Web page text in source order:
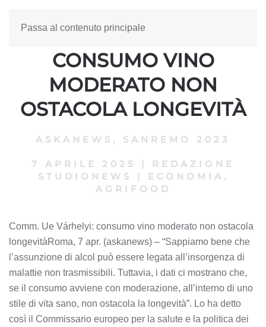
Passa al contenuto principale
COMM. UE VÁRHELYI:
CONSUMO VINO
MODERATO NON
OSTACOLA LONGEVITÀ
ASKANEWS , SANREMO 2023
7 APRILE 2025 |
REDAZIONE
STUDIONEWS
|
ECONOMIA,
AGRIFOOD
Comm. Ue Várhelyi: consumo vino moderato non ostacola
longevitàRoma, 7 apr. (askanews) – “Sappiamo bene che
l’assunzione di alcol può essere legata all’insorgenza di
malattie non trasmissibili. Tuttavia, i dati ci mostrano che,
se il consumo avviene con moderazione, all’interno di uno
stile di vita sano, non ostacola la longevità”. Lo ha detto
così il Commissario europeo per la salute e la politica dei